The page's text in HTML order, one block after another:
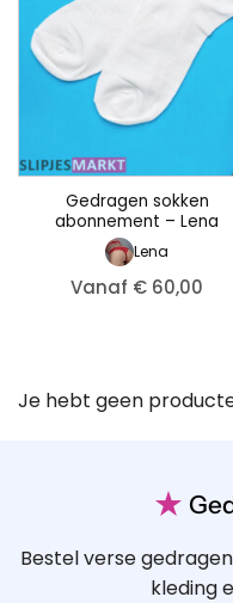
Gedragen sokken
abonnement – Lena
Lena
Vanaf € 60,00
Je hebt geen
★
Bestel verse
kleding